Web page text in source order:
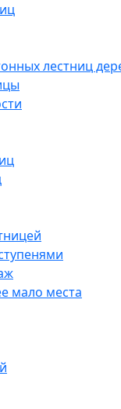
лестниц
мало места